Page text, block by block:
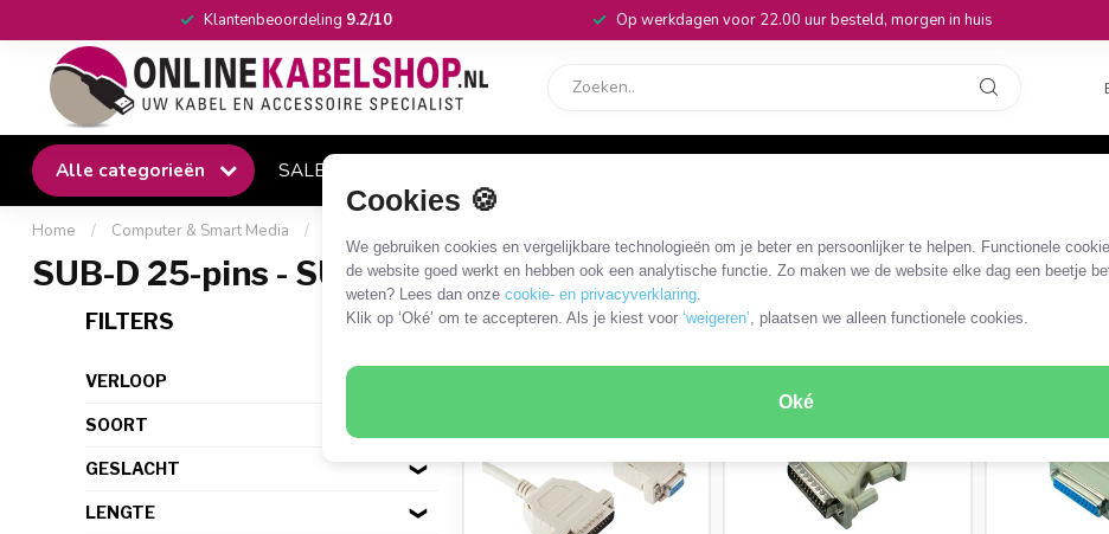
Cookies 🍪
We gebruiken cookies en vergelijkbare technologieën om je beter en persoonlijker te helpen. Functionele
de website goed werkt en hebben ook een analytische functie. Zo maken we de website elke dag een beetje
weten? Lees dan onze cookie- en privacyverklaring.
Klik op ‘Oké’ om te accepteren. Als je kiest voor ‘weigeren’, plaatsen we alleen functionele cookies.
Oké
Klantenbeoordeling 9.2/10 Op werkdagen voor 22.00 uur besteld, morgen in huis
Alle categorieën SALE
Home / Computer & Smart Media /
SUB-D 25-pins - SUB-D 9-pins
FILTERS
VERLOOP
SOORT
GESLACHT
LENGTE
13 PRODUCTEN